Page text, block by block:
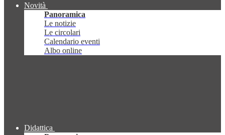
Novità
Panoramica
Le notizie
Le circolari
Calendario eventi
Albo online
Didattica